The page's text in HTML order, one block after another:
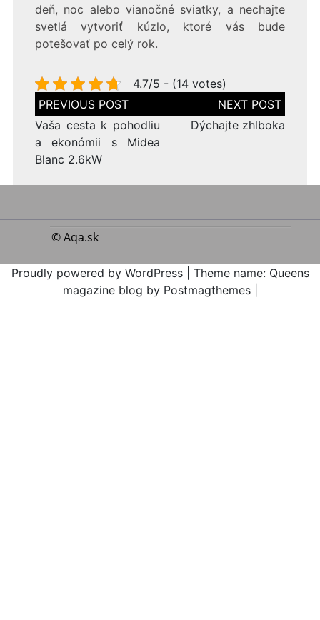
deň, noc alebo vianočné sviatky, a nechajte
svetlá vytvoriť kúzlo, ktoré vás bude
potešovať po celý rok.
4.7/5 - (14 votes)
Navigace
pro
příspěvek
Vaša cesta k pohodliu
a ekonómii s Midea
Blanc 2.6kW
Dýchajte zhlboka
© Aqa.sk
Proudly powered by WordPress
Theme name: Queens
magazine blog by Postmagthemes